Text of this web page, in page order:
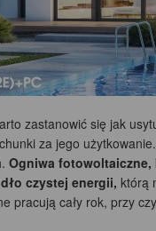
zastanowić się jak
za jego
Ogniwa fotowoltaiczne,
czystej energii, którą
pracują cały rok, przy